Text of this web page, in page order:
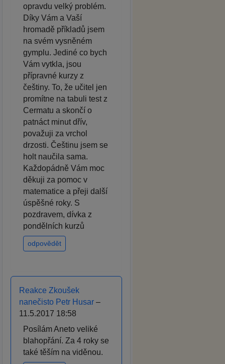
opravdu velký problém.
Díky Vám a Vaší
hromadě příkladů jsem
na svém vysněném
gymplu. Jediné co bych
Vám vytkla, jsou
přípravné kurzy z
češtiny. To, že učitel jen
promítne na tabuli test z
Cermatu a skončí o
patnáct minut dřív,
považuji za vrchol
drzosti. Češtinu jsem se
holt naučila sama.
Každopádně Vám moc
děkuji za pomoc v
matematice a přeji další
úspěšné roky. S
pozdravem, dívka z
pondělních kurzů
odpovědět
Reakce Zkoušek
nanečisto Petr Husar –
11.5.2017 18:58
Posílám Aneto veliké
blahopřání. Za 4 roky se
také těším na viděnou.